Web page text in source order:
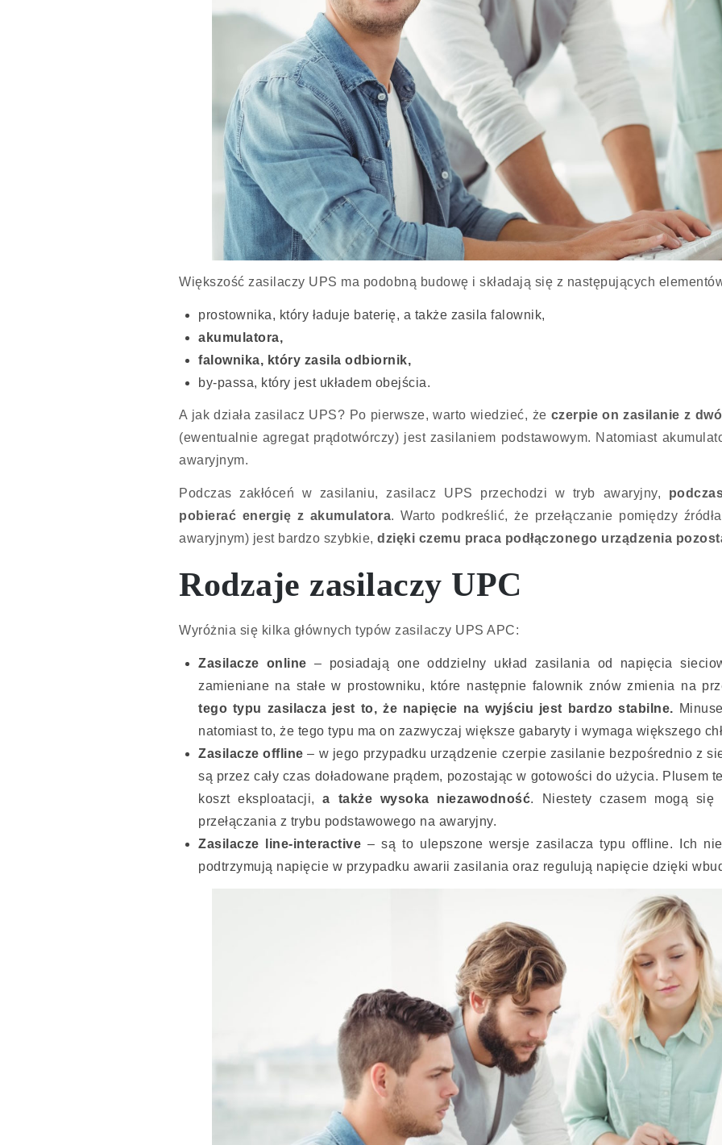
Większość zasilaczy UPS ma podobną budowę i składają się z następujących
prostownika, który ładuje baterię, a także zasila falownik,
akumulatora,
falownika, który zasila odbiornik,
by-passa, który jest układem obejścia.
A jak działa zasilacz UPS? Po pierwsze, warto wiedzieć, że czerpie on zasilanie z
(ewentualnie agregat prądotwórczy) jest zasilaniem podstawowym. Natomiast
awaryjnym.
Podczas zakłóceń w zasilaniu, zasilacz UPS przechodzi w tryb awaryjny,
pobierać energię z akumulatora. Warto podkreślić, że przełączanie pomiędzy
awaryjnym) jest bardzo szybkie, dzięki czemu praca podłączonego urządzenia
Rodzaje zasilaczy UPC
Wyróżnia się kilka głównych typów zasilaczy UPS APC:
Zasilacze online – posiadają one oddzielny układ zasilania od napięcia
zamieniane na stałe w prostowniku, które następnie falownik znów zmienia na
tego typu zasilacza jest to, że napięcie na wyjściu jest bardzo stabilne.
natomiast to, że tego typu ma on zazwyczaj większe gabaryty i wymaga większego
Zasilacze offline – w jego przypadku urządzenie czerpie zasilanie bezpośrednio z
są przez cały czas doładowane prądem, pozostając w gotowości do użycia. Plusem
koszt eksploatacji,a także wysoka niezawodność. Niestety czasem mogą się
przełączania z trybu podstawowego na awaryjny.
Zasilacze line-interactive – są to ulepszone wersje zasilacza typu offline. Ich
podtrzymują napięcie w przypadku awarii zasilania oraz regulują napięcie dzięki